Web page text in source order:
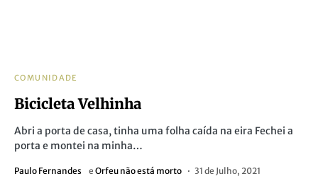
COMUNIDADE
Bicicleta Velhinha
Abri a porta de casa, tinha uma folha caída na eira Fechei a
porta e montei na minha…
Paulo Fernandes e Orfeu não está morto 31 de Julho, 2021